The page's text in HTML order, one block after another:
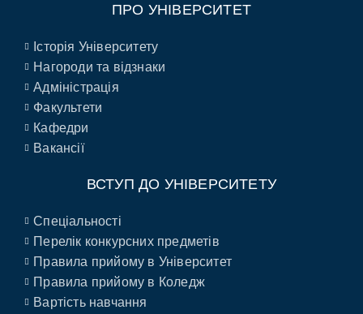
ПРО УНІВЕРСИТЕТ
Історія Університету
Нагороди та відзнаки
Адміністрація
Факультети
Кафедри
Вакансії
ВСТУП ДО УНІВЕРСИТЕТУ
Спеціальності
Перелік конкурсних предметів
Правила прийому в Університет
Правила прийому в Коледж
Вартість навчання